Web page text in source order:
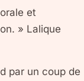
et
» Lalique
par un coup de